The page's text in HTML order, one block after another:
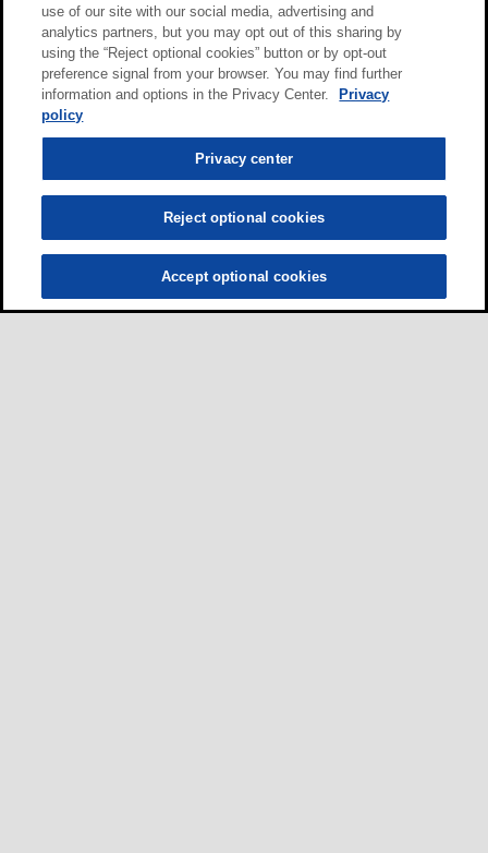
use of our site with our social media, advertising and
analytics partners, but you may opt out of this sharing by
using the “Reject optional cookies” button or by opt-out
preference signal from your browser. You may find further
information and options in the Privacy Center.
Privacy
policy
Privacy center
Reject optional cookies
Accept optional cookies